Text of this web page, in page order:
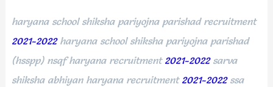
haryana school shiksha pariyojna parishad recruitment
2021-2022haryana school shiksha pariyojna parishad
(hsspp) nsqf haryana recruitment 2021-2022sarva
shiksha abhiyan haryana recruitment 2021-2022ssa